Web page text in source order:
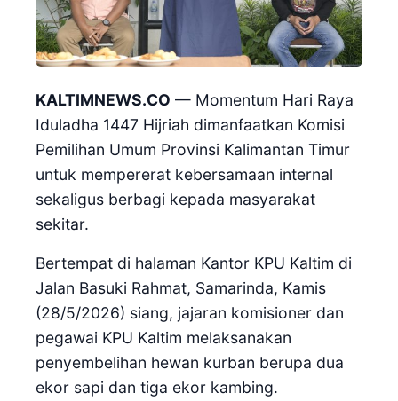
KALTIMNEWS.CO — Momentum Hari Raya
Iduladha 1447 Hijriah dimanfaatkan Komisi
Pemilihan Umum Provinsi Kalimantan Timur
untuk mempererat kebersamaan internal
sekaligus berbagi kepada masyarakat
sekitar.
Bertempat di halaman Kantor KPU Kaltim di
Jalan Basuki Rahmat, Samarinda, Kamis
(28/5/2026) siang, jajaran komisioner dan
pegawai KPU Kaltim melaksanakan
penyembelihan hewan kurban berupa dua
ekor sapi dan tiga ekor kambing.